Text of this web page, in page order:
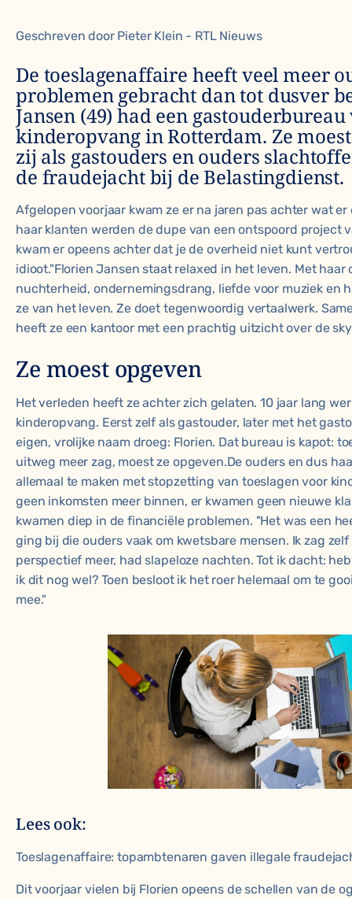
Geschreven door Pieter Klein - RTL Nieuws
De toeslagenaffaire heeft veel meer
problemen gebracht dan tot dusver
Jansen (49) had een
kinderopvang in Rotterdam. Ze
zij als gastouders en ouders
de fraudejacht bij de Belastingdienst.
Afgelopen voorjaar kwam ze er na jaren pas achter wat
haar klanten werden de dupe van een ontspoord project
kwam er opeens achter dat je de overheid niet kunt
idioot."Florien Jansen staat relaxed in het leven. Met haar
nuchterheid, ondernemingsdrang, liefde voor muziek en
ze van het leven. Ze doet tegenwoordig vertaalwerk.
heeft ze een kantoor met een prachtig uitzicht over de
Ze moest opgeven
Het verleden heeft ze achter zich gelaten. 10 jaar lang
kinderopvang. Eerst zelf als gastouder, later met het
eigen, vrolijke naam droeg: Florien. Dat bureau is kapot:
uitweg meer zag, moest ze opgeven.De ouders en dus
allemaal te maken met stopzetting van toeslagen voor
geen inkomsten meer binnen, er kwamen geen nieuwe
kwamen diep in de financiële problemen. "Het was een
ging bij die ouders vaak om kwetsbare mensen. Ik zag zelf
perspectief meer, had slapeloze nachten. Tot ik dacht:
ik dit nog wel? Toen besloot ik het roer helemaal om te
mee."
Lees ook:
Toeslagenaffaire: topambtenaren gaven illegale
Dit voorjaar vielen bij Florien opeens de schellen van de